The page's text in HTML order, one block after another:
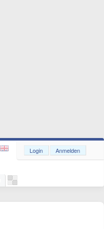
Login Anmelden